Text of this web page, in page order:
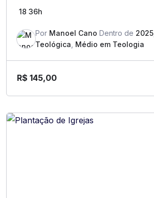
18 36h
Por Manoel Cano Dentro de 2025
Teológica Médio em Teologia
R$ 145,00